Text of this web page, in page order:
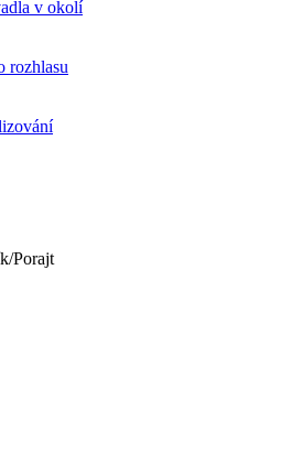
v okolí
rozhlasu
Porajt